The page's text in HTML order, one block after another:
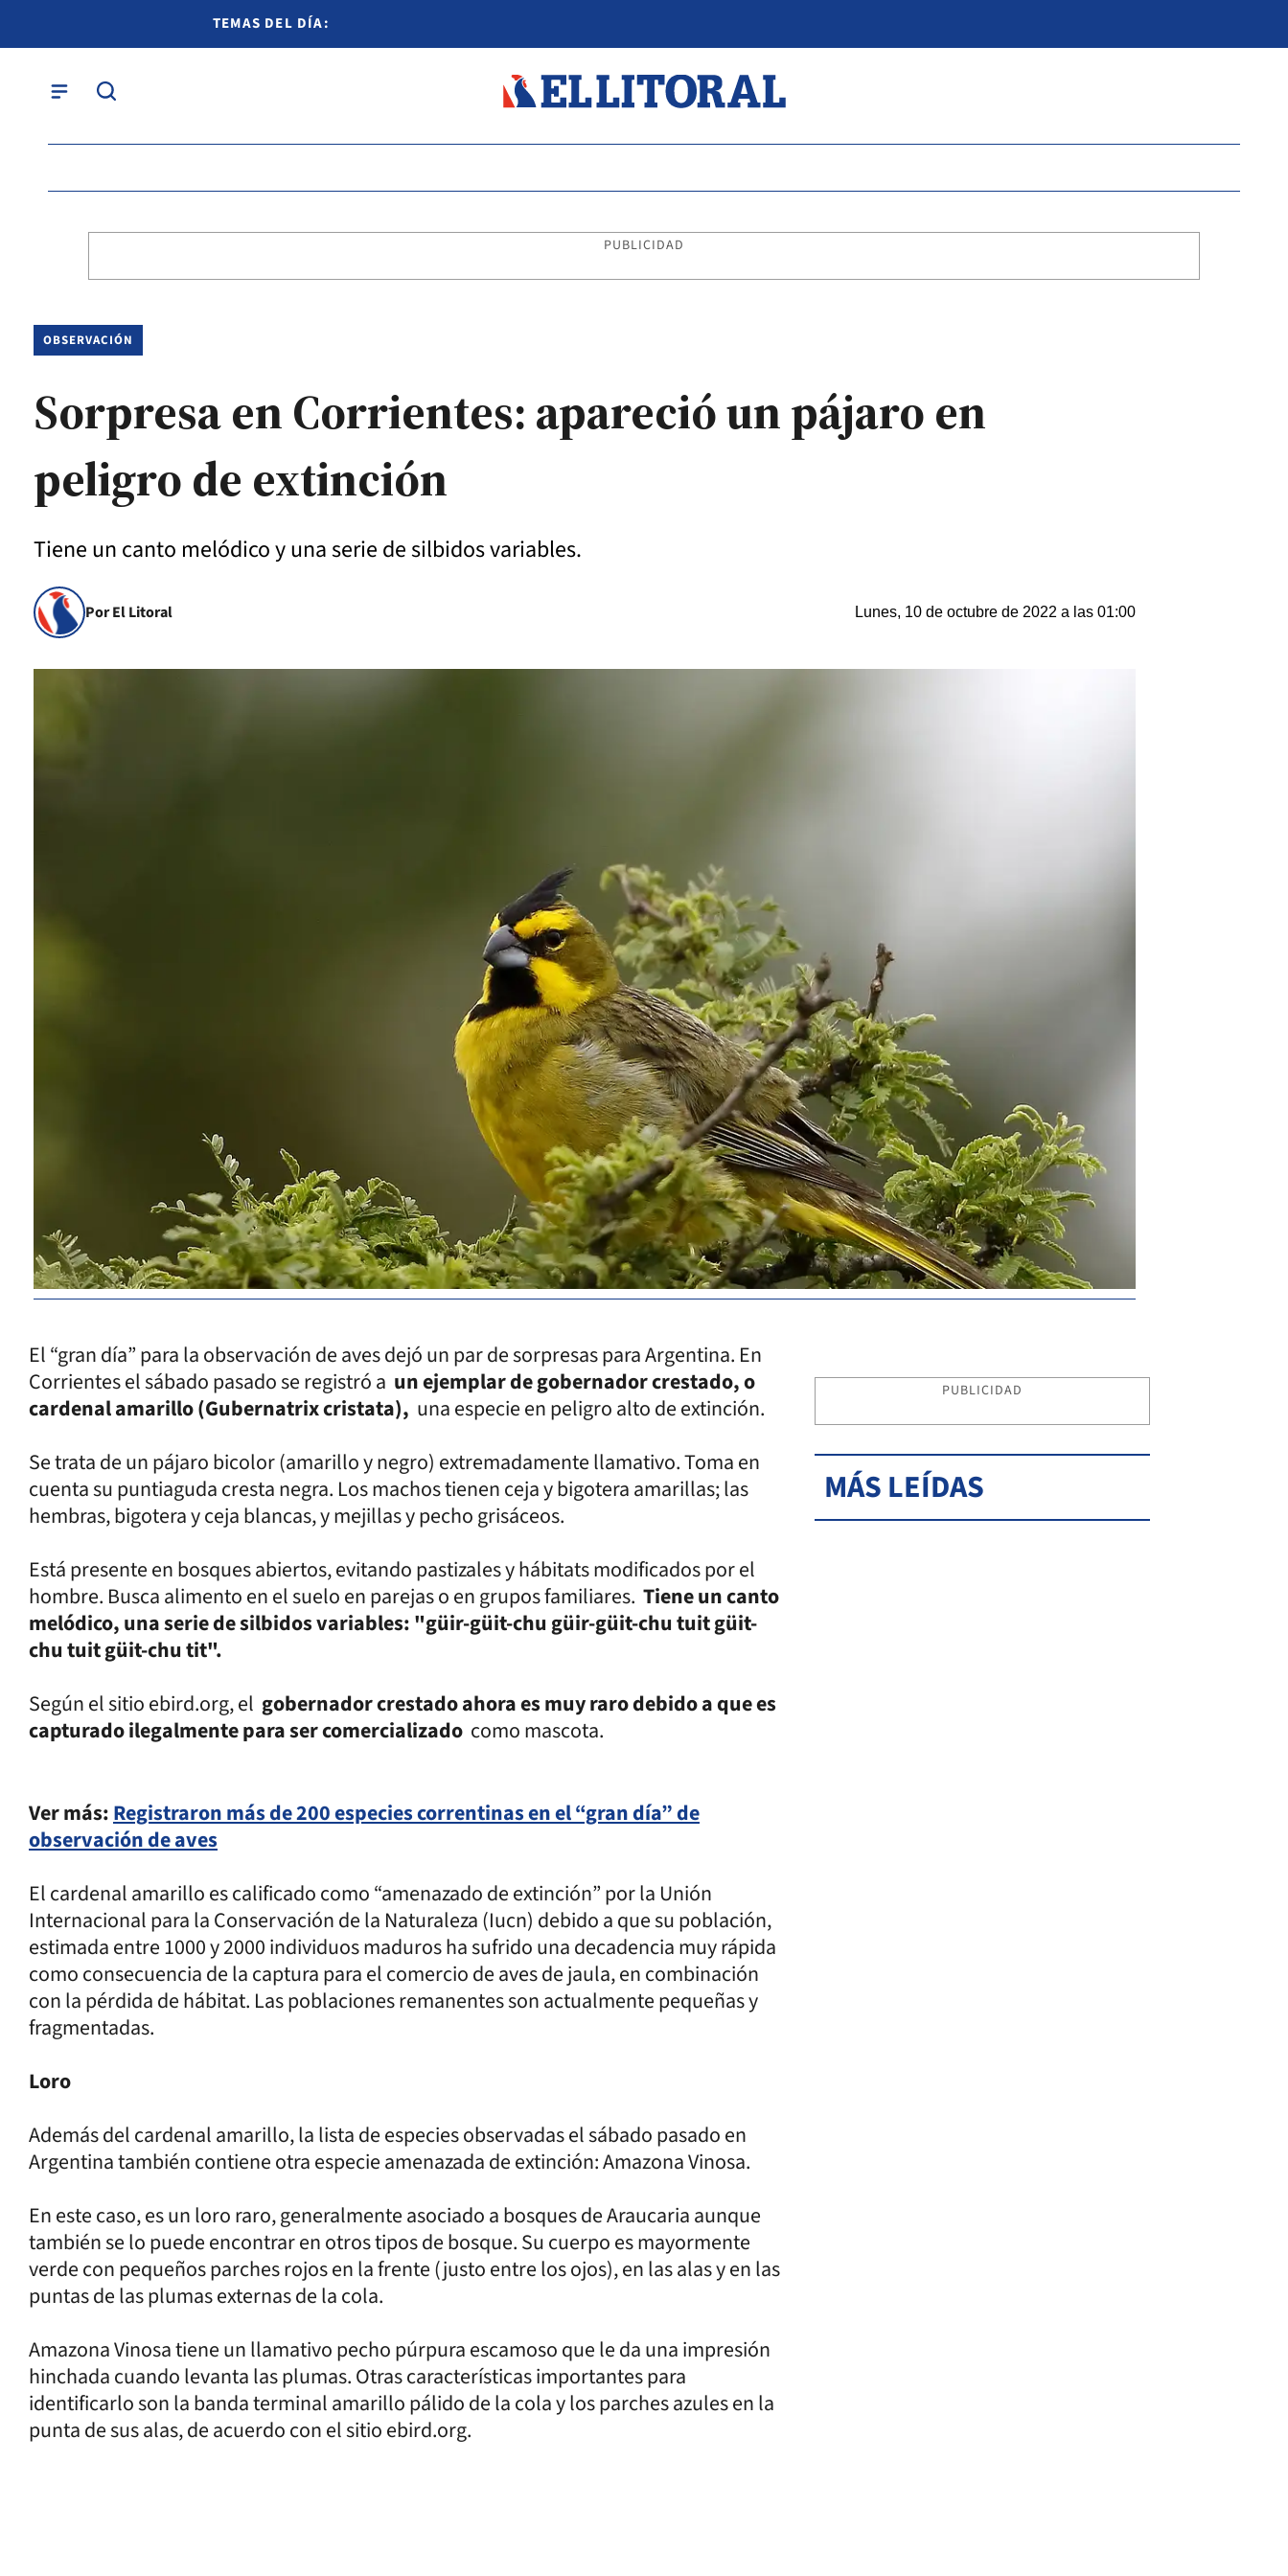
TEMAS DEL DÍA:
PUBLICIDAD
OBSERVACIÓN
Sorpresa en Corrientes: apareció un pájaro en
peligro de extinción
Tiene un canto melódico y una serie de silbidos variables.
Por El Litoral Lunes, 10 de octubre de 2022 a las 01:00
El “gran día” para la observación de aves dejó un par de sorpresas para Argentina. En
Corrientes el sábado pasado se registró a un ejemplar de gobernador crestado, o
cardenal amarillo (Gubernatrix cristata), una especie en peligro alto de extinción.
Se trata de un pájaro bicolor (amarillo y negro) extremadamente llamativo. Toma en
cuenta su puntiaguda cresta negra. Los machos tienen ceja y bigotera amarillas; las
hembras, bigotera y ceja blancas, y mejillas y pecho grisáceos.
Está presente en bosques abiertos, evitando pastizales y hábitats modificados por el
hombre. Busca alimento en el suelo en parejas o en grupos familiares. Tiene un canto
melódico, una serie de silbidos variables: "güir-güit-chu güir-güit-chu tuit güit-
chu tuit güit-chu tit".
Según el sitio ebird.org, el gobernador crestado ahora es muy raro debido a que es
capturado ilegalmente para ser comercializado como mascota.
Ver más:Registraron más de 200 especies correntinas en el “gran día” de
observación de aves
El cardenal amarillo es calificado como “amenazado de extinción” por la Unión
Internacional para la Conservación de la Naturaleza (Iucn) debido a que su población,
estimada entre 1000 y 2000 individuos maduros ha sufrido una decadencia muy rápida
como consecuencia de la captura para el comercio de aves de jaula, en combinación
con la pérdida de hábitat. Las poblaciones remanentes son actualmente pequeñas y
fragmentadas.
Loro
Además del cardenal amarillo, la lista de especies observadas el sábado pasado en
Argentina también contiene otra especie amenazada de extinción: Amazona Vinosa.
En este caso, es un loro raro, generalmente asociado a bosques de Araucaria aunque
también se lo puede encontrar en otros tipos de bosque. Su cuerpo es mayormente
verde con pequeños parches rojos en la frente (justo entre los ojos), en las alas y en las
puntas de las plumas externas de la cola.
Amazona Vinosa tiene un llamativo pecho púrpura escamoso que le da una impresión
hinchada cuando levanta las plumas. Otras características importantes para
identificarlo son la banda terminal amarillo pálido de la cola y los parches azules en la
punta de sus alas, de acuerdo con el sitio ebird.org.
PUBLICIDAD
MÁS LEÍDAS